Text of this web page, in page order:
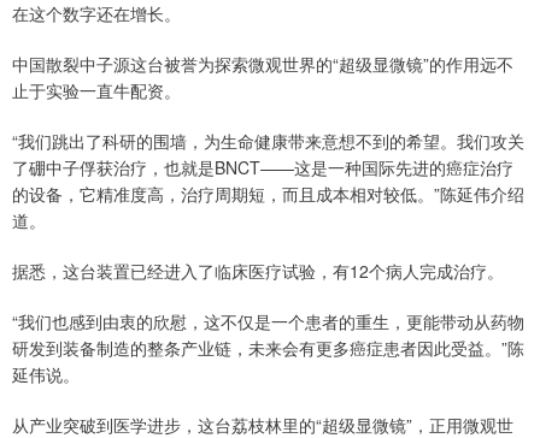
在这个数字还在增长。
中国散裂中子源这台被誉为探索微观世界的“超级显微镜”的作用远不
止于实验一直牛配资。
“我们跳出了科研的围墙，为生命健康带来意想不到的希望。我们攻关
了硼中子俘获治疗，也就是BNCT——这是一种国际先进的癌症治疗
的设备，它精准度高，治疗周期短，而且成本相对较低。”陈延伟介绍
道。
据悉，这台装置已经进入了临床医疗试验，有12个病人完成治疗。
“我们也感到由衷的欣慰，这不仅是一个患者的重生，更能带动从药物
研发到装备制造的整条产业链，未来会有更多癌症患者因此受益。”陈
延伟说。
从产业突破到医学进步，这台荔枝林里的“超级显微镜”，正用微观世